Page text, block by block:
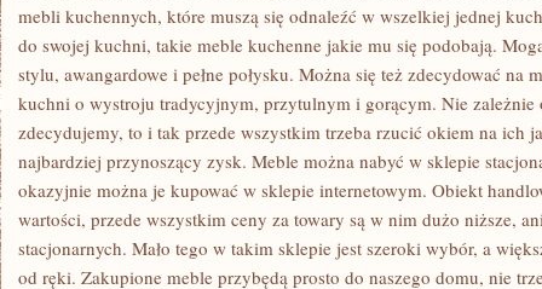
mebli kuchennych, które muszą się odnaleźć w wszelkiej jednej
do swojej kuchni, takie meble kuchenne jakie mu się podobają.
stylu, awangardowe i pełne połysku. Można się też zdecydować na
kuchni o wystroju tradycyjnym, przytulnym i gorącym. Nie
zdecydujemy, to i tak przede wszystkim trzeba rzucić okiem na ich
najbardziej przynoszący zysk. Meble można nabyć w sklepie
okazyjnie można je kupować w sklepie internetowym. Obiekt
wartości, przede wszystkim ceny za towary są w nim dużo niższe,
stacjonarnych. Mało tego w takim sklepie jest szeroki wybór, a
od ręki. Zakupione meble przybędą prosto do naszego domu, nie